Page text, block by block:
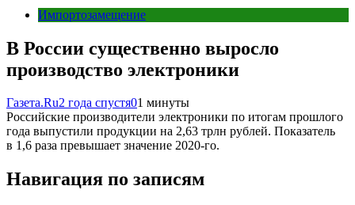
Импортозамещение
В России существенно выросло
производство электроники
Газета.Ru2 года спустя01 минуты
Российские производители электроники по итогам прошлого
года выпустили продукции на 2,63 трлн рублей. Показатель
в 1,6 раза превышает значение 2020-го.
Навигация по записям